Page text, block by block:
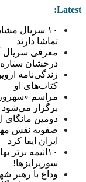
Latest:
۱۰ سریال
تماشا دارند
معرفی سریال
درخشان
زندگی‌نامه
کتاب‌های او
مراسم
برگزار می‌شود
دومین مانگای
صفویه نقش
ایران ایفا کرد
سورپرایزها!
وداع با رهبر